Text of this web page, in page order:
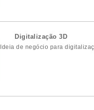
Digitalização 3D
Ideia de negócio para